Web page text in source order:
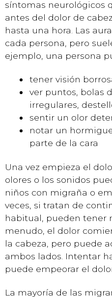
síntomas neurológicos
antes del dolor de
hasta una hora. Las
cada persona, pero
ejemplo, una persona
tener visión
ver puntos, bolas
irregulares,
sentir un olor
notar un
parte de la cara
Una vez empieza el
olores o los sonidos
niños con migraña o
veces, si tratan de
habitual, pueden tener
menudo, el dolor
la cabeza, pero puede
ambos lados. Intentar
puede empeorar el
La mayoría de las